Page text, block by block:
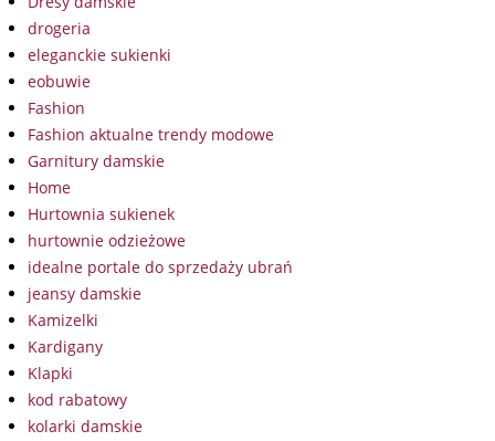
drogeria
eleganckie sukienki
eobuwie
Fashion
Fashion aktualne trendy modowe
Garnitury damskie
Home
Hurtownia sukienek
hurtownie odzieżowe
idealne portale do sprzedaży ubrań
jeansy damskie
Kamizelki
Kardigany
Klapki
kod rabatowy
kolarki damskie